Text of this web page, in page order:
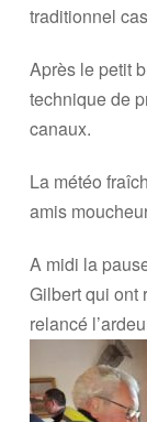
traditionnel
Après le petit
technique de
canaux.
La météo
amis
A midi la
Gilbert qui ont
relancé